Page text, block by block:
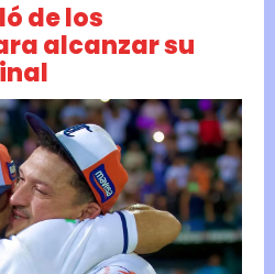
de los
alcanzar su